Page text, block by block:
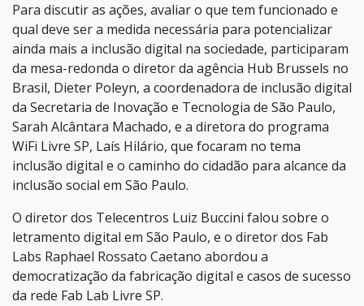
Para discutir as ações, avaliar o que tem funcionado e
qual deve ser a medida necessária para potencializar
ainda mais a inclusão digital na sociedade, participaram
da mesa-redonda o diretor da agência Hub Brussels no
Brasil, Dieter Poleyn, a coordenadora de inclusão digital
da Secretaria de Inovação e Tecnologia de São Paulo,
Sarah Alcântara Machado, e a diretora do programa
WiFi Livre SP, Laís Hilário, que focaram no tema
inclusão digital e o caminho do cidadão para alcance da
inclusão social em São Paulo.
O diretor dos Telecentros Luiz Buccini falou sobre o
letramento digital em São Paulo, e o diretor dos Fab
Labs Raphael Rossato Caetano abordou a
democratização da fabricação digital e casos de sucesso
da rede Fab Lab Livre SP.